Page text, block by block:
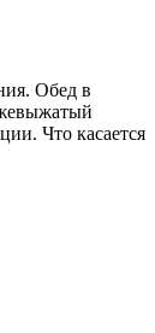
Обед в
Что касается